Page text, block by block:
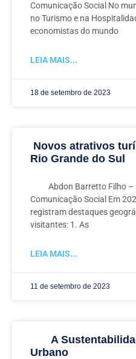
Comunicação Social No
no Turismo e na
economistas do mundo
LEIA MAIS...
18 de setembro de 2023
Novos atrativos
Rio Grande do Sul
Abdon Barretto Filho –
Comunicação Social Em
registram destaques
visitantes: 1. As
LEIA MAIS...
11 de setembro de 2023
A
Urbano